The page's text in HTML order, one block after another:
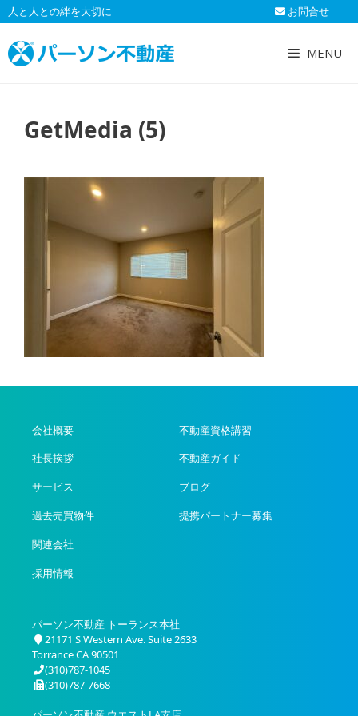
コ
ン
テ
ン
人と人との絆を大切に お問合せ
MENU
GetMedia (5)
会社概要
社長挨拶
サービス
過去売買物件
関連会社
採用情報
不動産資格講習
不動産ガイド
ブログ
提携パートナー募集
パーソン不動産 トーランス本社
21171 S Western Ave. Suite 2633
Torrance CA 90501
(310)787-1045
(310)787-7668